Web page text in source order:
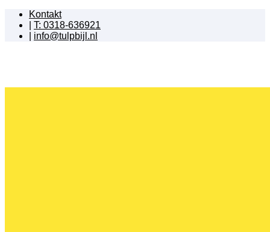
Kontakt
T: 0318-636921
info@tulpbijl.nl